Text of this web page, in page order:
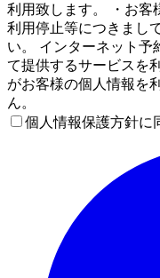
利用致します。 ・お客
利用停止等につきまし
い。 インターネット予
て提供するサービスを
がお客様の個人情報を
ん。
個人情報保護方針に